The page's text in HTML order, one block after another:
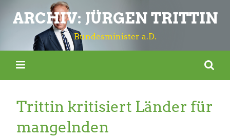
ARCHIV: JÜRGEN TRITTIN
Bundesminister a.D.
Trittin kritisiert Länder für
mangelnden